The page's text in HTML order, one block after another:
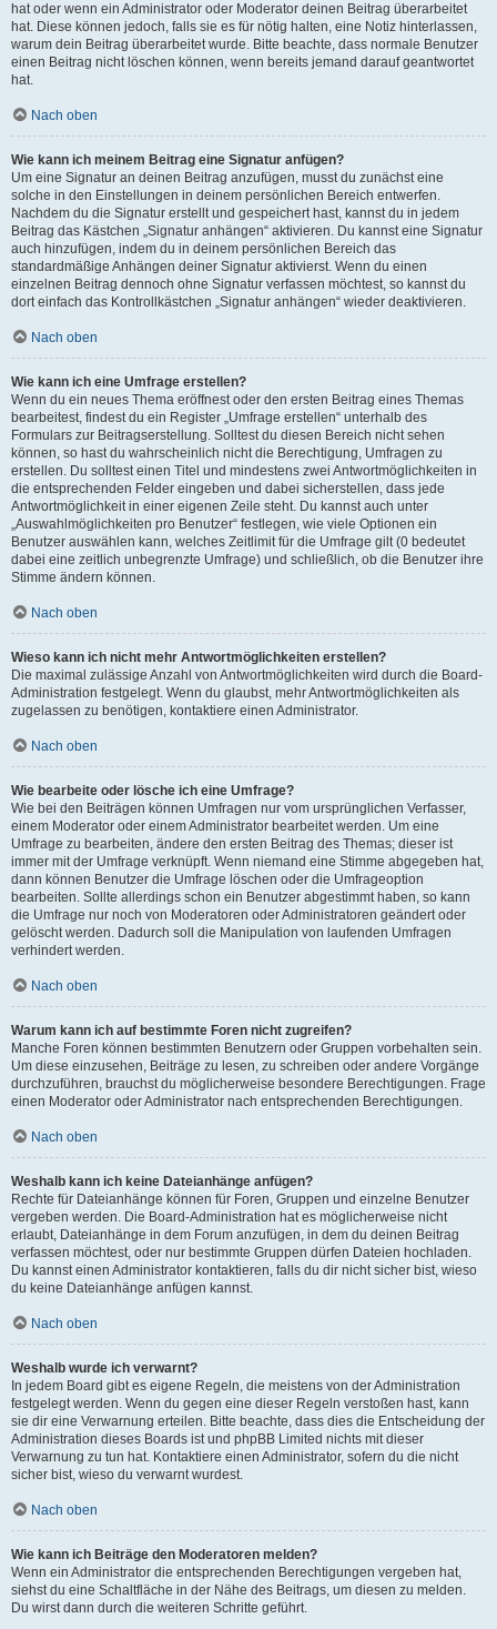
hat oder wenn ein Administrator oder Moderator deinen Beitrag überarbeitet
hat. Diese können jedoch, falls sie es für nötig halten, eine Notiz hinterlassen,
warum dein Beitrag überarbeitet wurde. Bitte beachte, dass normale Benutzer
einen Beitrag nicht löschen können, wenn bereits jemand darauf geantwortet
hat.
Nach oben
Wie kann ich meinem Beitrag eine Signatur anfügen?
Um eine Signatur an deinen Beitrag anzufügen, musst du zunächst eine
solche in den Einstellungen in deinem persönlichen Bereich entwerfen.
Nachdem du die Signatur erstellt und gespeichert hast, kannst du in jedem
Beitrag das Kästchen „Signatur anhängen“ aktivieren. Du kannst eine Signatur
auch hinzufügen, indem du in deinem persönlichen Bereich das
standardmäßige Anhängen deiner Signatur aktivierst. Wenn du einen
einzelnen Beitrag dennoch ohne Signatur verfassen möchtest, so kannst du
dort einfach das Kontrollkästchen „Signatur anhängen“ wieder deaktivieren.
Nach oben
Wie kann ich eine Umfrage erstellen?
Wenn du ein neues Thema eröffnest oder den ersten Beitrag eines Themas
bearbeitest, findest du ein Register „Umfrage erstellen“ unterhalb des
Formulars zur Beitragserstellung. Solltest du diesen Bereich nicht sehen
können, so hast du wahrscheinlich nicht die Berechtigung, Umfragen zu
erstellen. Du solltest einen Titel und mindestens zwei Antwortmöglichkeiten in
die entsprechenden Felder eingeben und dabei sicherstellen, dass jede
Antwortmöglichkeit in einer eigenen Zeile steht. Du kannst auch unter
„Auswahlmöglichkeiten pro Benutzer“ festlegen, wie viele Optionen ein
Benutzer auswählen kann, welches Zeitlimit für die Umfrage gilt (0 bedeutet
dabei eine zeitlich unbegrenzte Umfrage) und schließlich, ob die Benutzer ihre
Stimme ändern können.
Nach oben
Wieso kann ich nicht mehr Antwortmöglichkeiten erstellen?
Die maximal zulässige Anzahl von Antwortmöglichkeiten wird durch die Board-
Administration festgelegt. Wenn du glaubst, mehr Antwortmöglichkeiten als
zugelassen zu benötigen, kontaktiere einen Administrator.
Nach oben
Wie bearbeite oder lösche ich eine Umfrage?
Wie bei den Beiträgen können Umfragen nur vom ursprünglichen Verfasser,
einem Moderator oder einem Administrator bearbeitet werden. Um eine
Umfrage zu bearbeiten, ändere den ersten Beitrag des Themas; dieser ist
immer mit der Umfrage verknüpft. Wenn niemand eine Stimme abgegeben hat,
dann können Benutzer die Umfrage löschen oder die Umfrageoption
bearbeiten. Sollte allerdings schon ein Benutzer abgestimmt haben, so kann
die Umfrage nur noch von Moderatoren oder Administratoren geändert oder
gelöscht werden. Dadurch soll die Manipulation von laufenden Umfragen
verhindert werden.
Nach oben
Warum kann ich auf bestimmte Foren nicht zugreifen?
Manche Foren können bestimmten Benutzern oder Gruppen vorbehalten sein.
Um diese einzusehen, Beiträge zu lesen, zu schreiben oder andere Vorgänge
durchzuführen, brauchst du möglicherweise besondere Berechtigungen. Frage
einen Moderator oder Administrator nach entsprechenden Berechtigungen.
Nach oben
Weshalb kann ich keine Dateianhänge anfügen?
Rechte für Dateianhänge können für Foren, Gruppen und einzelne Benutzer
vergeben werden. Die Board-Administration hat es möglicherweise nicht
erlaubt, Dateianhänge in dem Forum anzufügen, in dem du deinen Beitrag
verfassen möchtest, oder nur bestimmte Gruppen dürfen Dateien hochladen.
Du kannst einen Administrator kontaktieren, falls du dir nicht sicher bist, wieso
du keine Dateianhänge anfügen kannst.
Nach oben
Weshalb wurde ich verwarnt?
In jedem Board gibt es eigene Regeln, die meistens von der Administration
festgelegt werden. Wenn du gegen eine dieser Regeln verstoßen hast, kann
sie dir eine Verwarnung erteilen. Bitte beachte, dass dies die Entscheidung der
Administration dieses Boards ist und phpBB Limited nichts mit dieser
Verwarnung zu tun hat. Kontaktiere einen Administrator, sofern du die nicht
sicher bist, wieso du verwarnt wurdest.
Nach oben
Wie kann ich Beiträge den Moderatoren melden?
Wenn ein Administrator die entsprechenden Berechtigungen vergeben hat,
siehst du eine Schaltfläche in der Nähe des Beitrags, um diesen zu melden.
Du wirst dann durch die weiteren Schritte geführt.